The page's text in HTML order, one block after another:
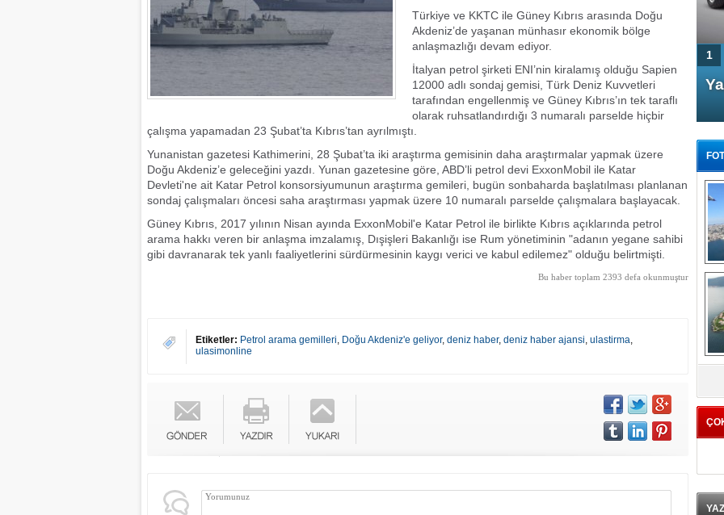
Türkiye ve KKTC ile Güney Kıbrıs arasında Doğu
Akdeniz’de yaşanan münhasır ekonomik bölge
anlaşmazlığı devam ediyor.
İtalyan petrol şirketi ENI’nin kiralamış olduğu Sapien
12000 adlı sondaj gemisi, Türk Deniz Kuvvetleri
tarafından engellenmiş ve Güney Kıbrıs’ın tek taraflı
olarak ruhsatlandırdığı 3 numaralı parselde hiçbir
çalışma yapamadan 23 Şubat’ta Kıbrıs’tan ayrılmıştı.
Yunanistan gazetesi Kathimerini, 28 Şubat’ta iki araştırma gemisinin daha araştırmalar yapmak üzere
Doğu Akdeniz’e geleceğini yazdı. Yunan gazetesine göre, ABD’li petrol devi ExxonMobil ile Katar
Devleti'ne ait Katar Petrol konsorsiyumunun araştırma gemileri, bugün sonbaharda başlatılması planlanan
sondaj çalışmaları öncesi saha araştırması yapmak üzere 10 numaralı parselde çalışmalara başlayacak.
Güney Kıbrıs, 2017 yılının Nisan ayında ExxonMobil'e Katar Petrol ile birlikte Kıbrıs açıklarında petrol
arama hakkı veren bir anlaşma imzalamış, Dışişleri Bakanlığı ise Rum yönetiminin "adanın yegane sahibi
gibi davranarak tek yanlı faaliyetlerini sürdürmesinin kaygı verici ve kabul edilemez" olduğu belirtmişti.
Bu haber toplam 2393 defa okunmuştur
Etiketler: Petrol arama gemilleri, Doğu Akdeniz'e geliyor, deniz haber, deniz haber ajansi, ulastirma,
ulasimonline
4 Kapılı AMG GT Coupe
Türkiye'de satışa çıktı
1